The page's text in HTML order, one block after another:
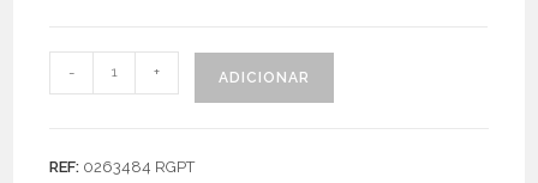
Quantidade
de
- + ADICIONAR
REF: 0263484 RGPT